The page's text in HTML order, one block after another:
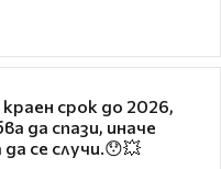
срок до 2026,
да спази, иначе
се случи.😯💥